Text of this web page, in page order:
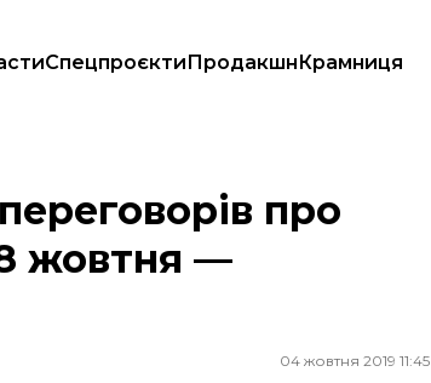
СпецпроєктиПродакшнКрамниця
Єврокомісія
про
жовтня —
04 жовтня 2019 11:45